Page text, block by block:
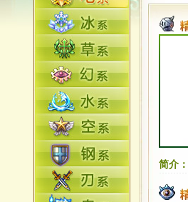
简介：